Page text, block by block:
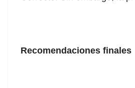
Recomendaciones finales